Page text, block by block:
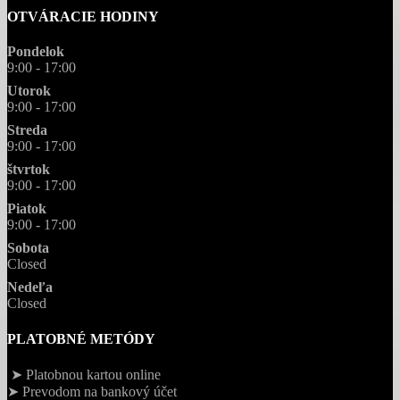
OTVÁRACIE HODINY
Pondelok
9:00 - 17:00
Utorok
9:00 - 17:00
Streda
9:00 - 17:00
štvrtok
9:00 - 17:00
Piatok
9:00 - 17:00
Sobota
Closed
Nedeľa
Closed
PLATOBNÉ METÓDY
➤ Platobnou kartou online
➤ Prevodom na bankový účet